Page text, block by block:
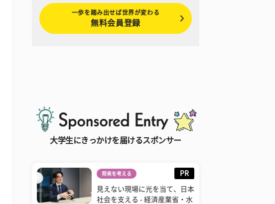
一歩を踏み出せば世界が変わる
無料会員登録
大学生にきっかけを届けるスポンサー
将来を考える PR
見えない現場に光を当て、日本
社会を支える - 経済産業省・水